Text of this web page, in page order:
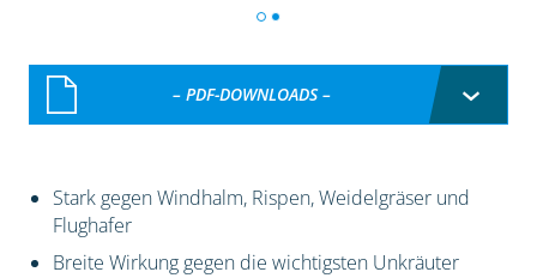
– PDF-DOWNLOADS –
Stark gegen Windhalm, Rispen, Weidelgräser und
Flughafer
Breite Wirkung gegen die wichtigsten Unkräuter